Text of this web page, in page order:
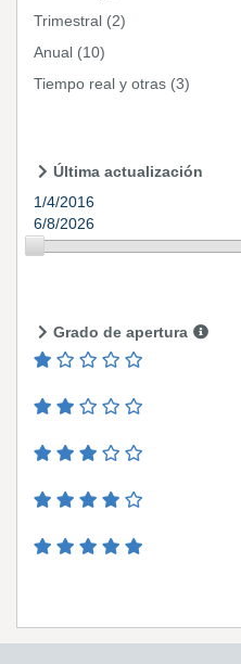
Trimestral (2)
Anual (10)
Tiempo real y otras (3)
Última actualización
1/4/2016
6/8/2026
Grado de apertura